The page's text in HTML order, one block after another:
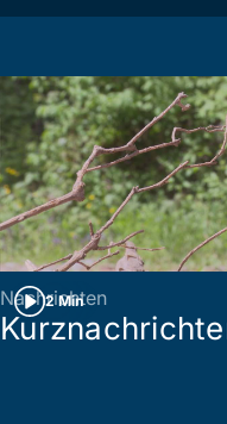
2 Min
Nachrichten